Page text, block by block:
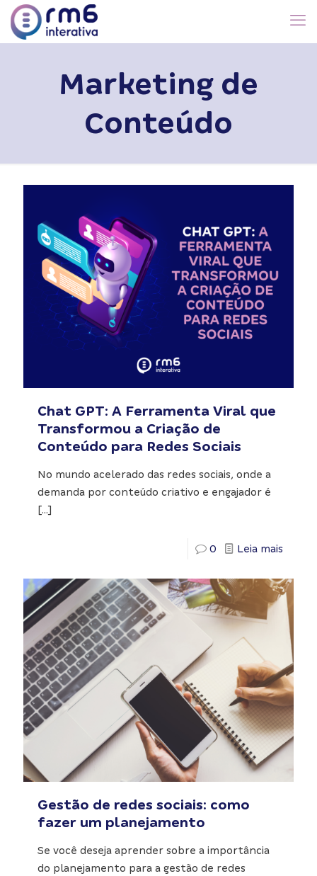
Marketing de
Conteúdo
Chat GPT: A Ferramenta Viral que
Transformou a Criação de
Conteúdo para Redes Sociais
No mundo acelerado das redes sociais, onde a
demanda por conteúdo criativo e engajador é
[…]
0 Leia mais
Gestão de redes sociais: como
fazer um planejamento
Se você deseja aprender sobre a importância
do planejamento para a gestão de redes